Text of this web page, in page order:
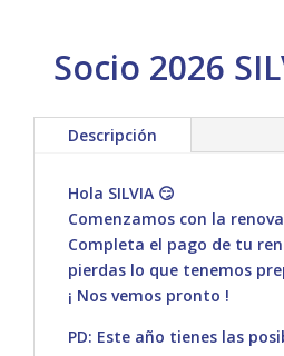
Socio 2026
Descripción
Hola SILVIA 😏
Comenzamos con la
Completa el pago de tu
pierdas lo que tenemos
¡ Nos vemos pronto !
PD: Este año tienes las